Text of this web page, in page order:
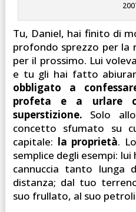
Tu, Daniel, hai finito di
profondo sprezzo per la
per il prossimo. Lui
e tu gli hai fatto
obbligato a
profeta e a urlare
superstizione. Solo
concetto sfumato su
capitale: la proprietà.
semplice degli esempi:
cannuccia tanto lunga
distanza; dal tuo
suo frullato, al suo